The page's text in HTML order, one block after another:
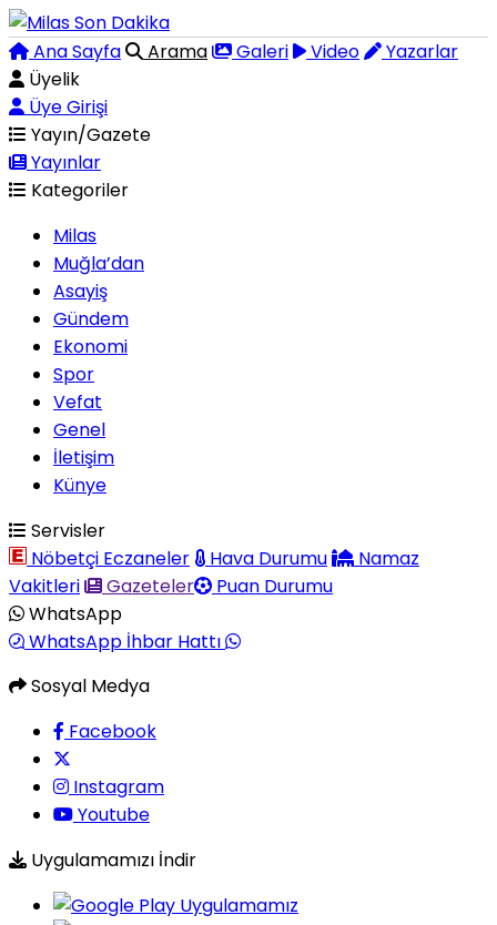
Ana Sayfa Arama Galeri Video
Yazarlar
Üyelik
Üye Girişi
Yayın/Gazete
Yayınlar
Kategoriler
Milas
Muğla’dan
Asayiş
Gündem
Ekonomi
Spor
Vefat
Genel
İletişim
Künye
Servisler
Nöbetçi Eczaneler
Hava Durumu
Namaz
Vakitleri
Gazeteler
Puan Durumu
WhatsApp
WhatsApp İhbar Hattı
Sosyal Medya
Facebook
Instagram
Youtube
Uygulamamızı İndir